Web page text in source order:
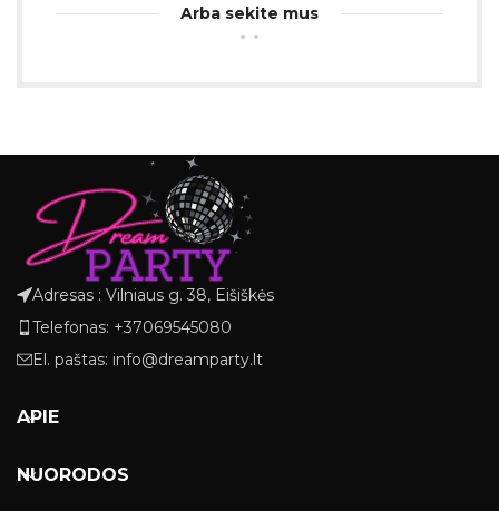
Arba sekite mus
Adresas : Vilniaus g. 38, Eišiškės
Telefonas: +37069545080
El. paštas: info@dreamparty.lt
APIE
NUORODOS